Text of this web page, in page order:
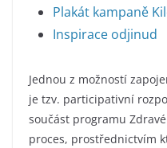
Plakát kampaně
Inspirace odjinud
Jednou z možností
je tzv. participativní
součást programu
proces, prostřednictvím